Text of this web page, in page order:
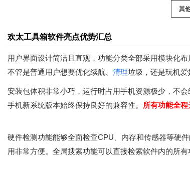
其
欢太工具箱软件亮点优势汇总
用户界面设计简洁且直观，功能分类全部采用模块化
不管是普通用户想要优化续航、 清理垃圾，还是玩机爱
安装包体积非常小巧，运行时占用手机资源极少，不
手机新系统版本始终保持良好的兼容性。 所有功能全程
硬件检测功能能够全面检查CPU、内存和传感器等硬
用非常方便。全局搜索功能可以直接检索软件内的所